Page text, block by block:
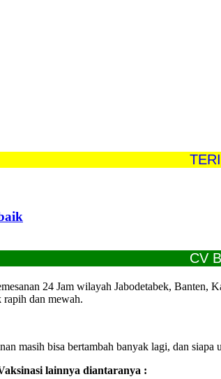
TERIMA
CV
24 Jam wilayah Jabodetabek,
dan mewah.
masih bisa bertambah banyak lagi, dan
lainnya diantaranya :